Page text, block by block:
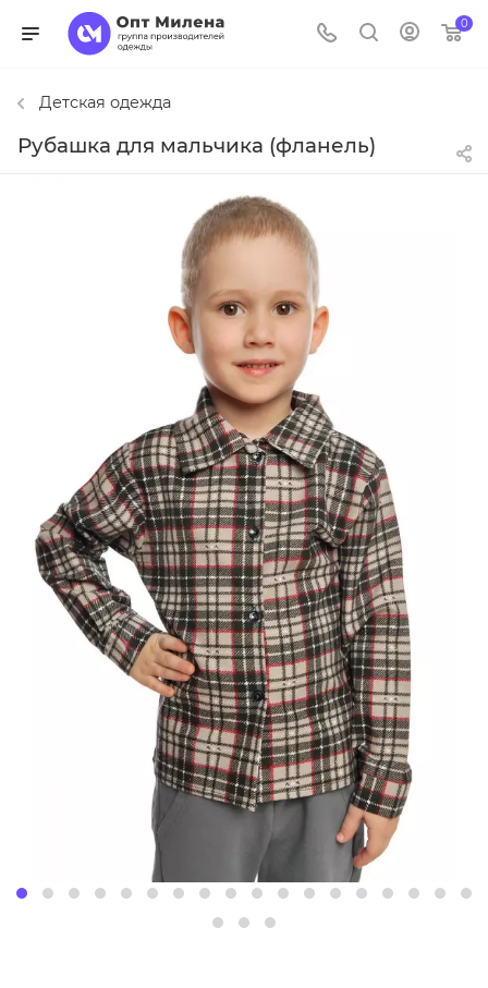
0
Детская одежда
Рубашка для мальчика (фланель)